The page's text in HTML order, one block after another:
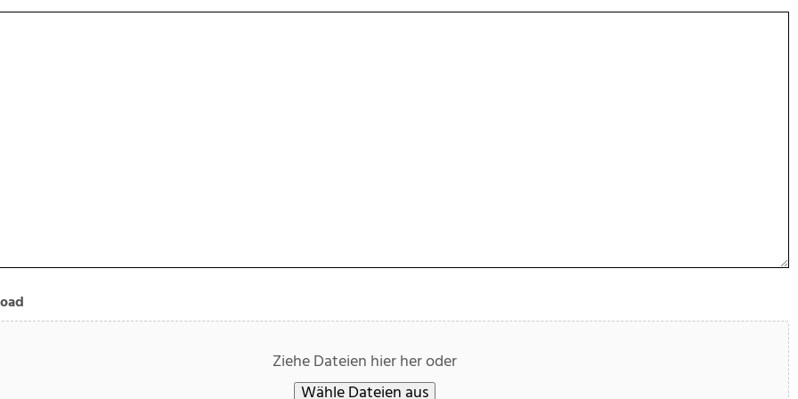
Ziehe Dateien hier her oder
Wähle Dateien aus